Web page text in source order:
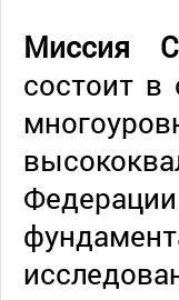
Миссия
состоит в